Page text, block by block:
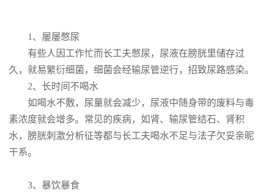
1、屡屡憋尿
有些人因工作忙而长工夫憋尿，尿液在膀胱里储存过
久，就易繁衍细菌，细菌会经输尿管逆行，招致尿路感染。
2、长时间不喝水
如喝水不敷，尿量就会减少，尿液中随身带的废料与毒
素浓度就会增多。常见的疾病，如肾、输尿管结石、肾积
水，膀胱刺激分析征等都与长工夫喝水不足与法子欠妥亲昵
干系。
3、暴饮暴食